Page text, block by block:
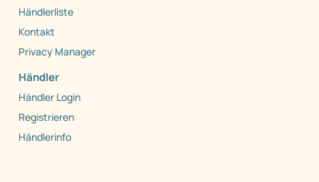
Händlerliste
Kontakt
Privacy Manager
Händler
Händler Login
Registrieren
Händlerinfo